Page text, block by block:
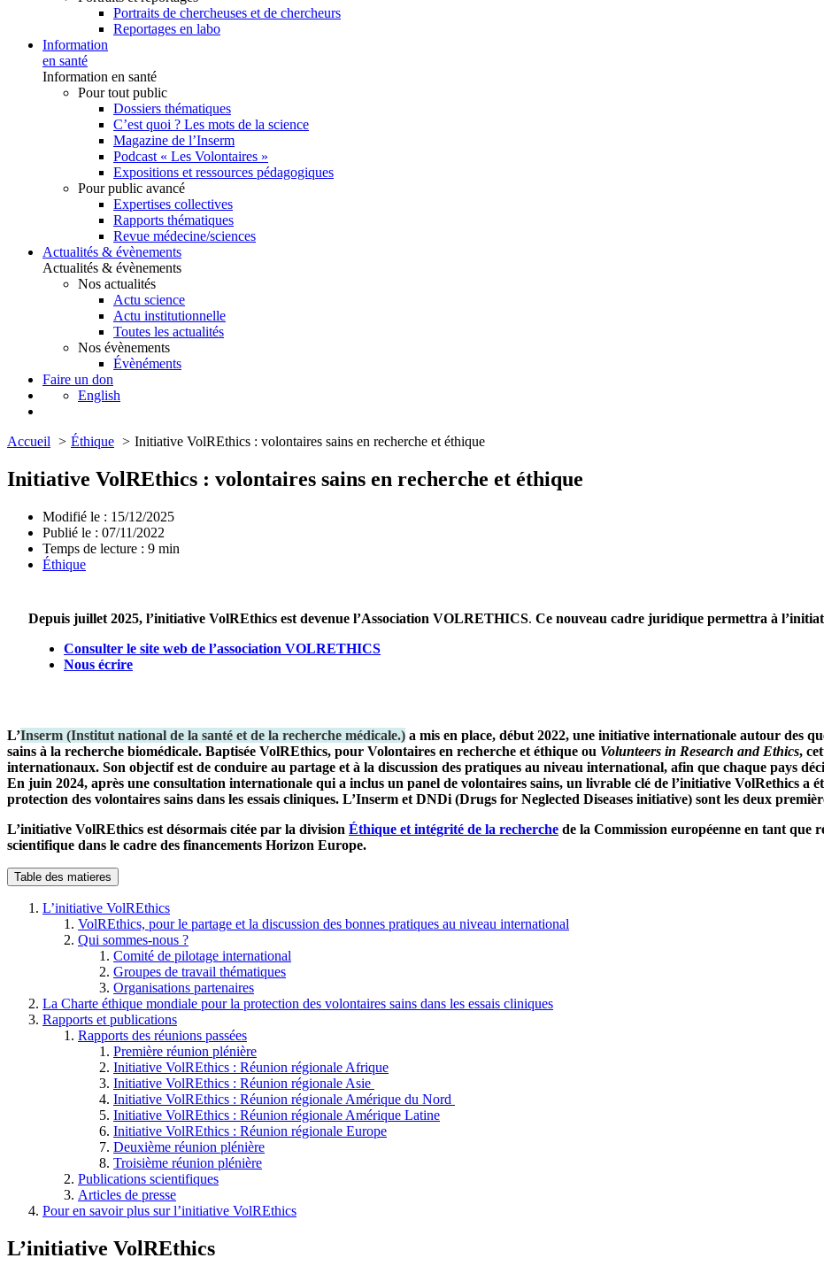
Portraits de chercheuses et de chercheurs
Reportages en labo
Information
en santé
Information en santé
Pour tout public
Dossiers thématiques
C’est quoi ? Les mots de la science
Magazine de l’Inserm
Podcast « Les Volontaires »
Expositions et ressources pédagogiques
Pour public avancé
Expertises collectives
Rapports thématiques
Revue médecine/sciences
Actualités & évènements
Actualités & évènements
Nos actualités
Actu science
Actu institutionnelle
Toutes les actualités
Nos évènements
Évènéments
Faire un don
English
Accueil Éthique Initiative VolREthics : volontaires sains en recherche et éthique
Initiative VolREthics : volontaires sains en recherche et éthique
Modifié le : 15/12/2025
Publié le : 07/11/2022
Temps de lecture : 9 min
Éthique
Depuis juillet 2025, l’initiative VolREthics est devenue l’Association VOLRETHICS. Ce nouveau cadre juridique permettra à
Consulter le site web de l’association VOLRETHICS
Nous écrire
L’Inserm (Institut national de la santé et de la recherche médicale.) a mis en place, début 2022, une initiative internationale autour des
sains à la recherche biomédicale. Baptisée VolREthics, pour Volontaires en recherche et éthique ou Volunteers in Research and Ethics,
internationaux. Son objectif est de conduire au partage et à la discussion des pratiques au niveau international, afin que chaque pays
En juin 2024, après une consultation internationale qui a inclus un panel de volontaires sains, un livrable clé de l’initiative VolRethics a
protection des volontaires sains dans les essais cliniques. L’Inserm et DNDi (Drugs for Neglected Diseases initiative) sont les deux
L’initiative VolREthics est désormais citée par la division Éthique et intégrité de la recherche de la Commission européenne en tant que
scientifique dans le cadre des financements Horizon Europe.
Table des matieres
L’initiative VolREthics
VolREthics, pour le partage et la discussion des bonnes pratiques au niveau international
Qui sommes-nous ?
Comité de pilotage international
Groupes de travail thématiques
Organisations partenaires
La Charte éthique mondiale pour la protection des volontaires sains dans les essais cliniques
Rapports et publications
Rapports des réunions passées
Première réunion plénière
Initiative VolREthics : Réunion régionale Afrique
Initiative VolREthics : Réunion régionale Asie
Initiative VolREthics : Réunion régionale Amérique du Nord
Initiative VolREthics : Réunion régionale Amérique Latine
Initiative VolREthics : Réunion régionale Europe
Deuxième réunion plénière
Troisième réunion plénière
Publications scientifiques
Articles de presse
Pour en savoir plus sur l’initiative VolREthics
L’initiative VolREthics